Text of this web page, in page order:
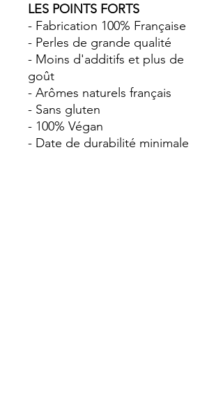
LES POINTS FORTS
- Fabrication 100% Française
- Perles de grande qualité
- Moins d'additifs et plus de
goût
- Arômes naturels français
- Sans gluten
- 100% Végan
- Date de durabilité minimale